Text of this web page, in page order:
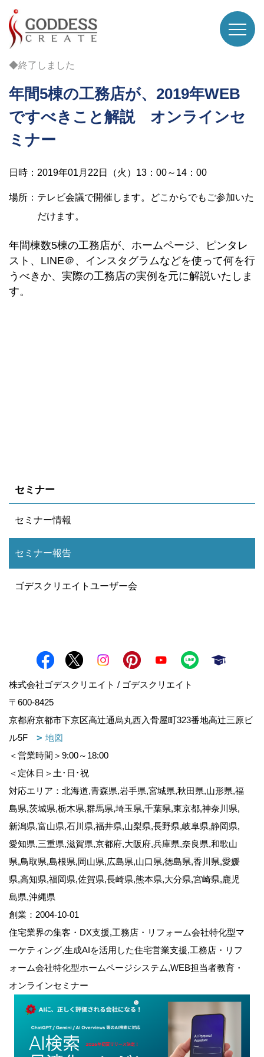
◆終了しました
年間5棟の工務店が、2019年WEB
ですべきこと解説 オンラインセ
ミナー
日時：2019年01月22日（火）13：00～14：00
場所：テレビ会議で開催します。どこからでもご参加いた
だけます。
年間棟数5棟の工務店が、ホームページ、ピンタレ
スト、LINE＠、インスタグラムなどを使って何を行
うべきか、実際の工務店の実例を元に解説いたしま
す。
セミナー
セミナー情報
セミナー報告
ゴデスクリエイトユーザー会
株式会社ゴデスクリエイト / ゴデスクリエイト
〒600-8425
京都府京都市下京区高辻通烏丸西入骨屋町323番地高辻三原ビ
ル5F
地図
＜営業時間＞9:00～18:00
＜定休日＞土･日･祝
対応エリア：北海道,青森県,岩手県,宮城県,秋田県,山形県,福
島県,茨城県,栃木県,群馬県,埼玉県,千葉県,東京都,神奈川県,
新潟県,富山県,石川県,福井県,山梨県,長野県,岐阜県,静岡県,
愛知県,三重県,滋賀県,京都府,大阪府,兵庫県,奈良県,和歌山
県,鳥取県,島根県,岡山県,広島県,山口県,徳島県,香川県,愛媛
県,高知県,福岡県,佐賀県,長崎県,熊本県,大分県,宮崎県,鹿児
島県,沖縄県
創業：2004-10-01
住宅業界の集客・DX支援,工務店・リフォーム会社特化型マ
ーケティング,生成AIを活用した住宅営業支援,工務店・リフ
ォーム会社特化型ホームページシステム,WEB担当者教育・
オンラインセミナー